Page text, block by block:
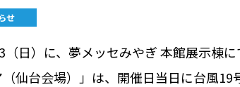
せ
日）に、夢メッセみやぎ 本館展示棟
仙台会場）」は、開催日当日に台風